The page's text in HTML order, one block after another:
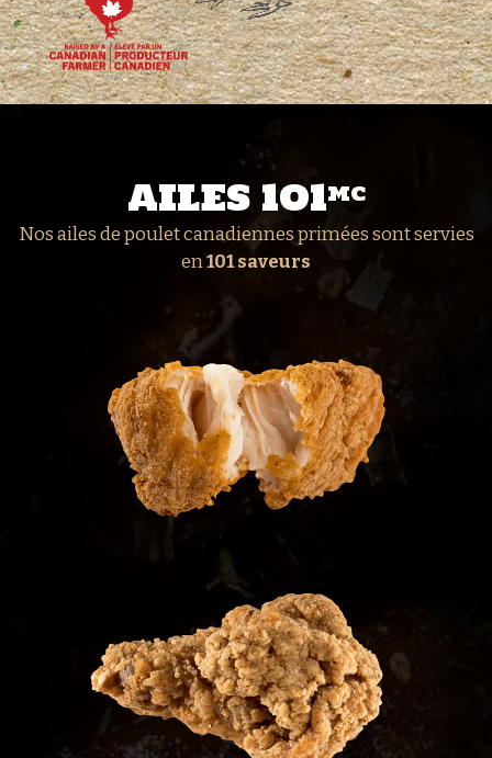
AILES 101MC
Nos ailes de poulet canadiennes primées sont servies
en101 saveurs